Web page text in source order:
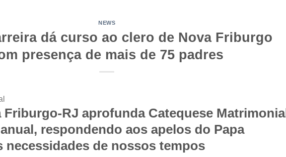
NEWS
dá curso ao clero de Nova Friburgo
presença de mais de 75 padres
Friburgo-RJ aprofunda Catequese Matrimonial
respondendo aos apelos do Papa
necessidades de nossos tempos